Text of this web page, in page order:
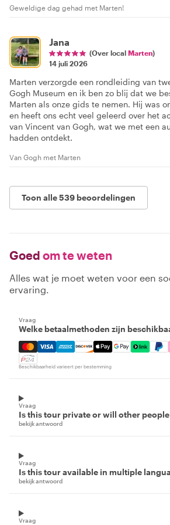
Geweldige dag gehad met Marten!
Jana
(Over local Marten)
14 juli 2026
Marten verzorgde een rondleiding van
Gogh Museum en ik ben zo blij dat we
Marten als onze gids te nemen. Hij was
en heeft ons echt veel geleerd over het
van Vincent van Gogh, wat we met een
hadden ontdekt.
Van Gogh met Marten
Toon alle 539 beoordelingen
Goed om te weten
Alles wat je moet weten voor een
ervaring.
Vraag
Welke betaalmethoden zijn
Mastercard, Visa, Amex,
Beschikbaarheid varieert per bestemming
Vraag
Is this tour private or will other
bekijk antwoord
Vraag
Is this tour available in multiple
bekijk antwoord
Vraag